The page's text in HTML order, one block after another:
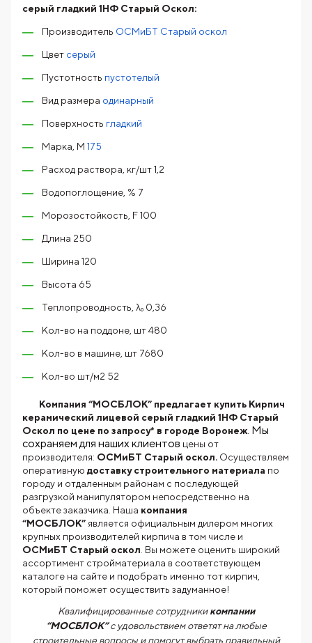
серый гладкий 1НФ Старый Оскол:
Производитель ОСМиБТ Старый оскол
Цвет серый
Пустотность пустотелый
Вид размера одинарный
Поверхность гладкий
Марка, М 175
Расход раствора, кг/шт 1,2
Водопоглощение, % 7
Морозостойкость, F 100
Длина 250
Ширина 120
Высота 65
Теплопроводность, λ₀ 0,36
Кол-во на поддоне, шт 480
Кол-во в машине, шт 7680
Кол-во шт/м2 52
Компания “МОСБЛОК” предлагает купить Кирпич
керамический лицевой серый гладкий 1НФ Старый
Оскол по цене по запросу* в городе Воронеж. Мы
сохраняем для наших клиентов цены от
производителя: ОСМиБТ Старый оскол. Осуществляем
оперативную доставку строительного материала по
городу и отдаленным районам с последующей
разгрузкой манипулятором непосредственно на
объекте заказчика. Наша компания
“МОСБЛОК” является официальным дилером многих
крупных производителей кирпича в том числе и
ОСМиБТ Старый оскол . Вы можете оценить широкий
ассортимент стройматериала в соответствующем
каталоге на сайте и подобрать именно тот кирпич,
который поможет осуществить задуманное!
Квалифицированные сотрудникикомпании
“МОСБЛОК”с удовольствием ответят на любые
строительные вопросы и помогут выбрать правильный